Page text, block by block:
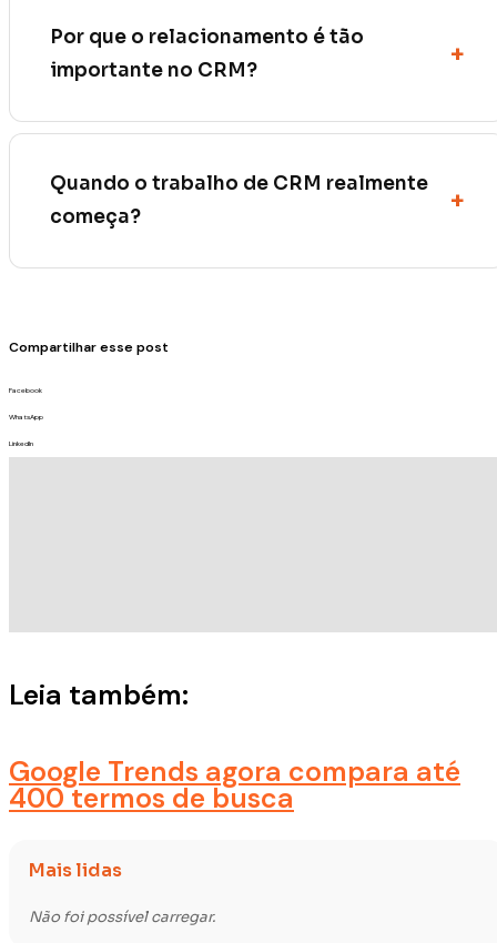
Por que o relacionamento é tão
importante no CRM?
Quando o trabalho de CRM realmente
começa?
Compartilhar esse post
Facebook
WhatsApp
LinkedIn
Leia também:
Google Trends agora compara até
400 termos de busca
Mais lidas
Não foi possível carregar.